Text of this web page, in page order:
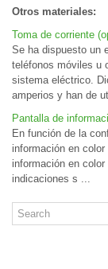
Otros materiales:
Toma de corriente
Se ha dispuesto un
teléfonos móviles u
sistema eléctrico.
amperios y han de
Pantalla de
En función de la
información en
información en
indicaciones s ...